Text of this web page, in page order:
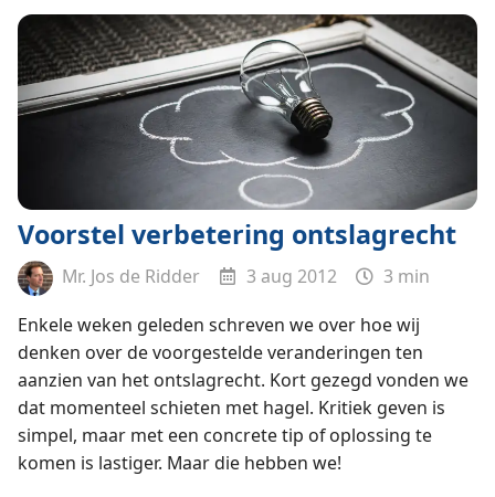
Voorstel verbetering ontslagrecht
Mr. Jos de Ridder 3 aug 2012
3 min
Enkele weken geleden schreven we over hoe wij
denken over de voorgestelde veranderingen ten
aanzien van het ontslagrecht. Kort gezegd vonden we
dat momenteel schieten met hagel. Kritiek geven is
simpel, maar met een concrete tip of oplossing te
komen is lastiger. Maar die hebben we!